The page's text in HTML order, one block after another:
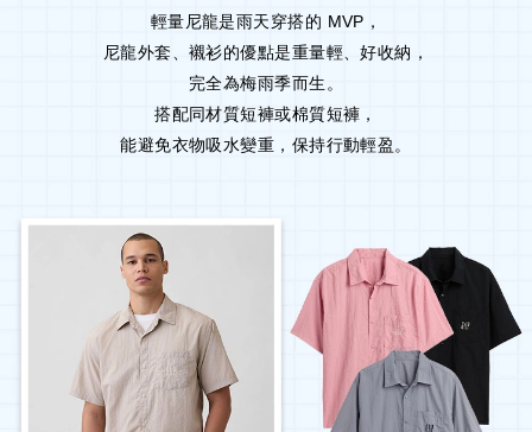
輕量尼龍是雨天穿搭的 MVP，
尼龍外套、襯衫的優點是重量輕、好收納，
完全為梅雨季而生。
搭配同材質短褲或棉質短褲，
能避免衣物吸水變重，保持行動輕盈。